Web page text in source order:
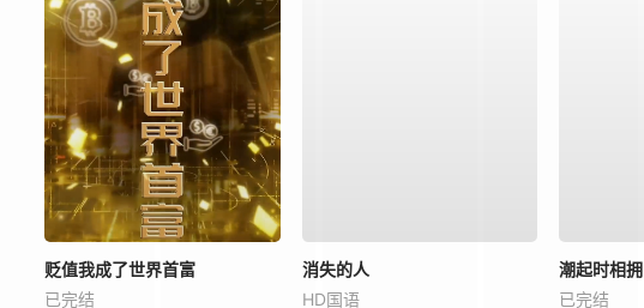
贬值我成了世界首富
已完结
消失的人
HD国语
潮起时相拥
已完结